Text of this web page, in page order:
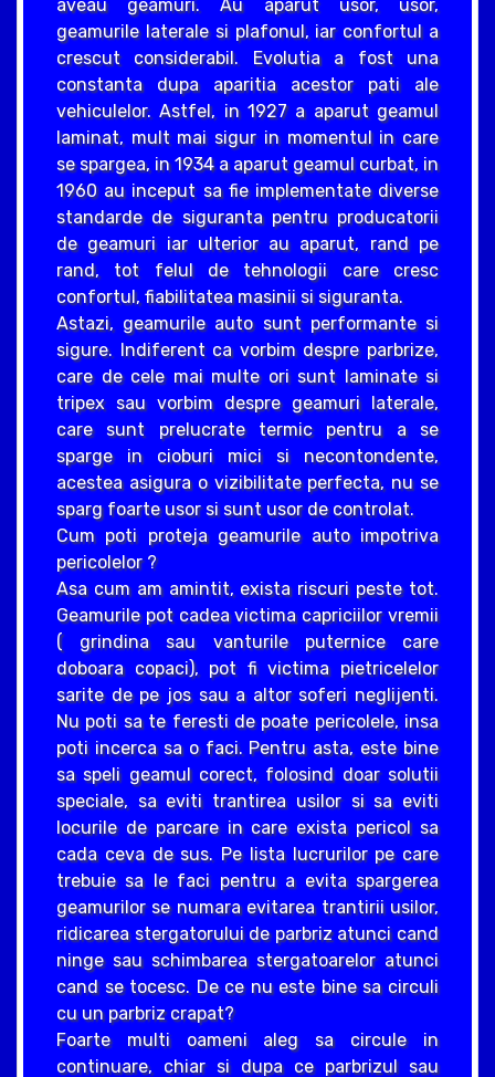
aveau geamuri. Au aparut usor, usor,
geamurile laterale si plafonul, iar confortul a
crescut considerabil. Evolutia a fost una
constanta dupa aparitia acestor pati ale
vehiculelor. Astfel, in 1927 a aparut geamul
laminat, mult mai sigur in momentul in care
se spargea, in 1934 a aparut geamul curbat, in
1960 au inceput sa fie implementate diverse
standarde de siguranta pentru producatorii
de geamuri iar ulterior au aparut, rand pe
rand, tot felul de tehnologii care cresc
confortul, fiabilitatea masinii si siguranta.
Astazi, geamurile auto sunt performante si
sigure. Indiferent ca vorbim despre parbrize,
care de cele mai multe ori sunt laminate si
tripex sau vorbim despre geamuri laterale,
care sunt prelucrate termic pentru a se
sparge in cioburi mici si necontondente,
acestea asigura o vizibilitate perfecta, nu se
sparg foarte usor si sunt usor de controlat.
Cum poti proteja geamurile auto impotriva
pericolelor ?
Asa cum am amintit, exista riscuri peste tot.
Geamurile pot cadea victima capriciilor vremii
( grindina sau vanturile puternice care
doboara copaci), pot fi victima pietricelelor
sarite de pe jos sau a altor soferi neglijenti.
Nu poti sa te feresti de poate pericolele, insa
poti incerca sa o faci. Pentru asta, este bine
sa speli geamul corect, folosind doar solutii
speciale, sa eviti trantirea usilor si sa eviti
locurile de parcare in care exista pericol sa
cada ceva de sus. Pe lista lucrurilor pe care
trebuie sa le faci pentru a evita spargerea
geamurilor se numara evitarea trantirii usilor,
ridicarea stergatorului de parbriz atunci cand
ninge sau schimbarea stergatoarelor atunci
cand se tocesc. De ce nu este bine sa circuli
cu un parbriz crapat?
Foarte multi oameni aleg sa circule in
continuare, chiar si dupa ce parbrizul sau